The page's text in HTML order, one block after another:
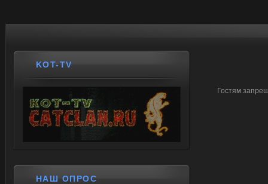
Гостям
KOT-TV
НАШ ОПРОС